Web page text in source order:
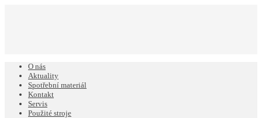
O nás
Aktuality
Spotřební materiál
Kontakt
Servis
Použité stroje